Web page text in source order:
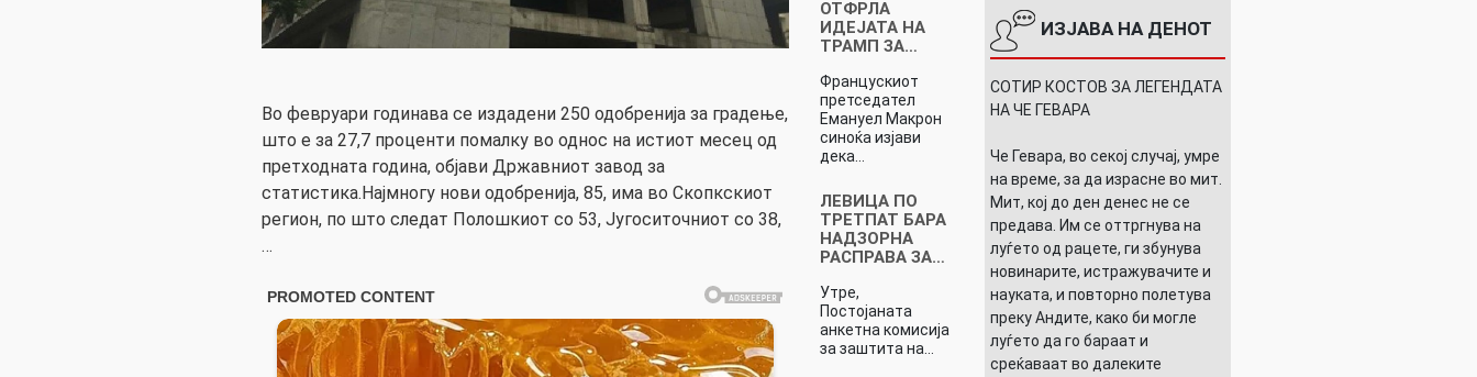
Во февруари годинава се издадени 250 одобренија за градење,
што е за 27,7 проценти помалку во однос на истиот месец од
претходната година, објави Државниот завод за
статистика.Најмногу нови одобренија, 85, има во Скопкскиот
регион, по што следат Полошкиот со 53, Југоситочниот со 38,
…
ОТФРЛА
ИДЕЈАТА НА
ТРАМП ЗА…
Францускиот
претседател
Емануел Макрон
синоќа изјави
дека…
ЛЕВИЦА ПО
ТРЕТПАТ БАРА
НАДЗОРНА
РАСПРАВА ЗА…
Утре,
Постојаната
анкетна комисија
за заштита на…
ИЗЈАВА НА ДЕНОТ
СОТИР КОСТОВ ЗА ЛЕГЕНДАТА
НА ЧЕ ГЕВАРА
Че Гевара, во секој случај, умре
на време, за да израсне во мит.
Мит, кој до ден денес не се
предава. Им се оттргнува на
луѓето од рацете, ги збунува
новинарите, истражувачите и
науката, и повторно полетува
преку Андите, како би могле
луѓето да го бараат и
среќаваат во далеките